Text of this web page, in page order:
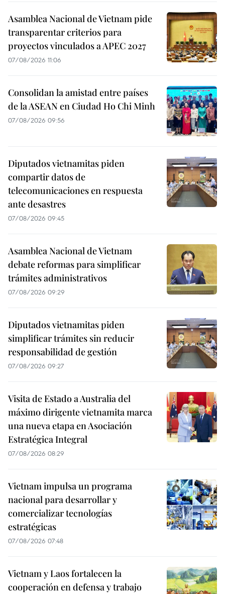
Asamblea Nacional de Vietnam pide
transparentar criterios para
proyectos vinculados a APEC 2027
07/08/2026 11:06
Consolidan la amistad entre países
de la ASEAN en Ciudad Ho Chi Minh
07/08/2026 09:56
Diputados vietnamitas piden
compartir datos de
telecomunicaciones en respuesta
ante desastres
07/08/2026 09:45
Asamblea Nacional de Vietnam
debate reformas para simplificar
trámites administrativos
07/08/2026 09:29
Diputados vietnamitas piden
simplificar trámites sin reducir
responsabilidad de gestión
07/08/2026 09:27
Visita de Estado a Australia del
máximo dirigente vietnamita marca
una nueva etapa en Asociación
Estratégica Integral
07/08/2026 08:29
Vietnam impulsa un programa
nacional para desarrollar y
comercializar tecnologías
estratégicas
07/08/2026 07:48
Vietnam y Laos fortalecen la
cooperación en defensa y trabajo